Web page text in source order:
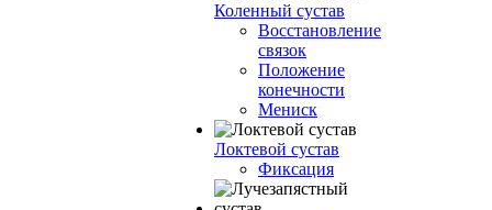
Коленный сустав
Восстановление
связок
Положение
конечности
Мениск
Локтевой сустав
Фиксация